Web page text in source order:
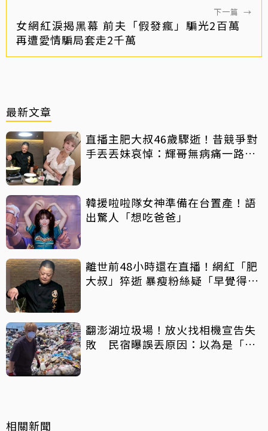
下一篇 →
女網紅淚揭黑幕 前夫「假發瘋」騙光2百萬
再遭愛情騙局套走2千萬
最新文章
直播主肥大叔46歲驟逝！昔競爭對
手丟丟妹哀悼：輝哥無病痛一路好
韓援啦啦隊女神準備在台置產！語
出驚人「想吃爸爸」
離世前48小時還在直播！網紅「肥
大叔」猝逝 暴瘦粉絲疑「早覺得不
翻澎湖垃圾場！放火找相機宣告失
敗 民宿曝誤丟原因：以為是「按
相關新聞